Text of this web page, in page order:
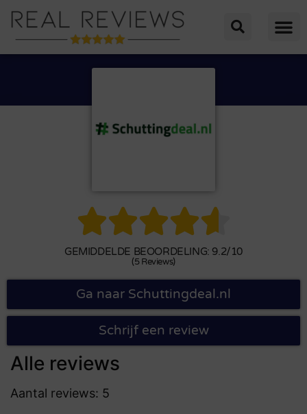

GEMIDDELDE BEOORDELING: 9.2/10
(5 Reviews)
Ga naar Schuttingdeal.nl
Schrijf een review
Alle reviews
Aantal reviews: 5